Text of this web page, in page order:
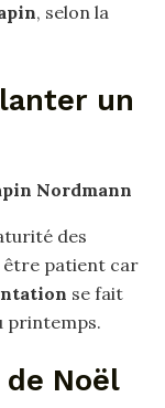
, selon la
un
Nordmann
des
être patient car
se fait
printemps.
Noël